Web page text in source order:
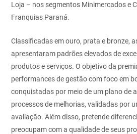
Loja – nos segmentos Minimercados e
Franquias Paraná.
Classificadas em ouro, prata e bronze,
apresentaram padrões elevados de
produtos e serviços. O objetivo da
performances de gestão com foco em
conquistadas por meio de um plano de
processos de melhorias, validadas por
avaliação. Além disso, pretende
preocupam com a qualidade de seus